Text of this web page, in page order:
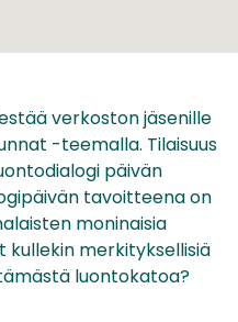
verkoston jäsenille
-teemalla. Tilaisuus
päivän
tavoitteena on
moninaisia
kullekin merkityksellisiä
luontokatoa?